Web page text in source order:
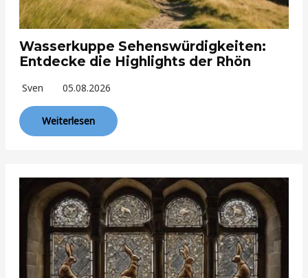
Wasserkuppe Sehenswürdigkeiten:
Entdecke die Highlights der Rhön
Sven 05.08.2026
Weiterlesen